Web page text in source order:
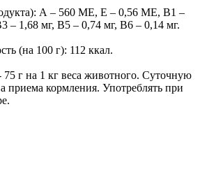
А – 560 МЕ, Е – 0,56 МЕ, В1 –
– 1,68 мг, В5 – 0,74 мг, В6 – 0,14 мг.
(на 100 г): 112 ккал.
г на 1 кг веса животного. Суточную
приема кормления. Употреблять при